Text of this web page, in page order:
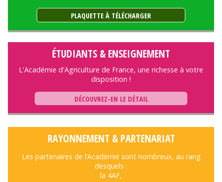
PLAQUETTE À TÉLÉCHARGER
ÉTUDIANTS & ENSEIGNEMENT
L'Académie d'Agriculture de France, une richesse à votre
disposition !
DÉCOUVREZ-EN LE DÉTAIL
RAYONNEMENT & PARTENARIAT
Les partenaires de l’Académie sont nombreux, au rang
desquels :
la 4AF,